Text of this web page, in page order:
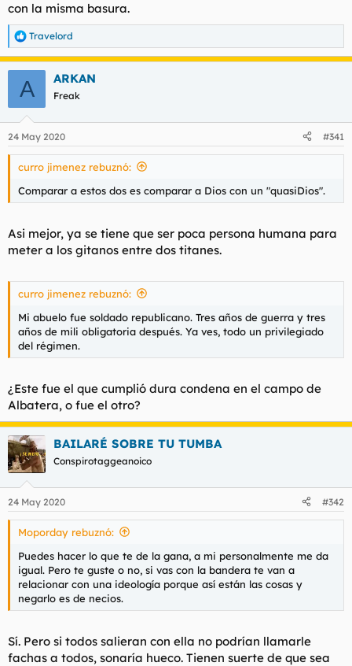
con la misma basura.
R
e
a
e
s
Travelord
A ARKAN
Freak
24 May 2020 #341
curro jimenez rebuznó:
Comparar a estos dos es comparar a Dios con un "quasiDios".
Asi mejor, ya se tiene que ser poca persona humana para
meter a los gitanos entre dos titanes.
curro jimenez rebuznó:
Mi abuelo fue soldado republicano. Tres años de guerra y tres
años de mili obligatoria después. Ya ves, todo un privilegiado
del régimen.
¿Este fue el que cumplió dura condena en el campo de
Albatera, o fue el otro?
BAILARÉ SOBRE TU TUMBA
Conspirotaggeanoico
24 May 2020 #342
Moporday rebuznó:
Puedes hacer lo que te de la gana, a mi personalmente me da
igual. Pero te guste o no, si vas con la bandera te van a
relacionar con una ideología porque así están las cosas y
negarlo es de necios.
Sí. Pero si todos salieran con ella no podrían llamarle
fachas a todos, sonaría hueco. Tienen suerte de que sea